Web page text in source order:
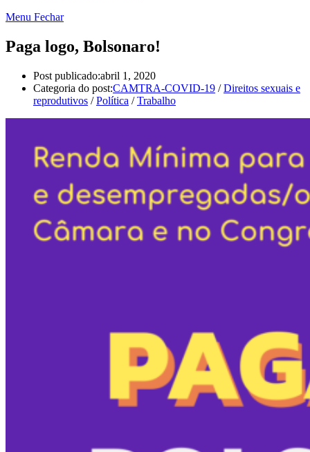
Menu Fechar
Paga logo, Bolsonaro!
Post publicado:abril 1, 2020
Categoria do post:CAMTRA-COVID-19 / Direitos sexuais e
reprodutivos / Política / Trabalho